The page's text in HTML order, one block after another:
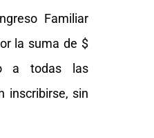
Familiar
la suma de $
a todas las
inscribirse, sin